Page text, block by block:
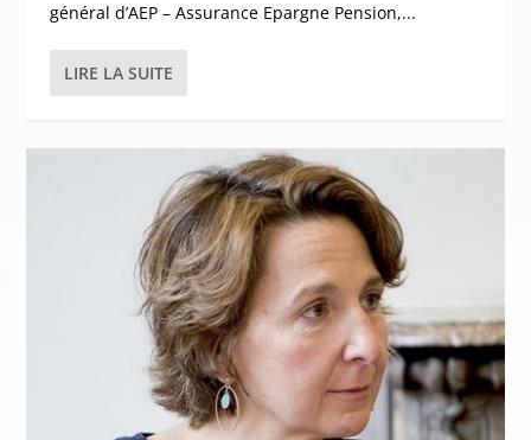
général d’AEP – Assurance Epargne Pension,...
LIRE LA SUITE